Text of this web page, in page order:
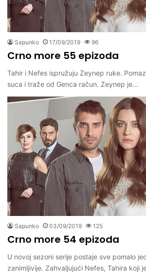
Sapunko 17/09/2019 96
Crno more 55 epizoda
Tahir i Nefes ispružuju Zeynep ruke.
suca i traže od Genca račun. Zeynep je…
Sapunko 03/09/2019 125
Crno more 54 epizoda
U novoj sezoni serije postaje sve pomalo
zanimljivije. Zahvaljujući Nefes, Tahira koji